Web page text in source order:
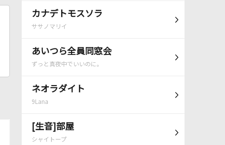
カナデトモスソラ
ササノマリイ
あいつら全員同窓会
ずっと真夜中でいいのに。
ネオラダイト
9Lana
[生音]部屋
シャイトープ